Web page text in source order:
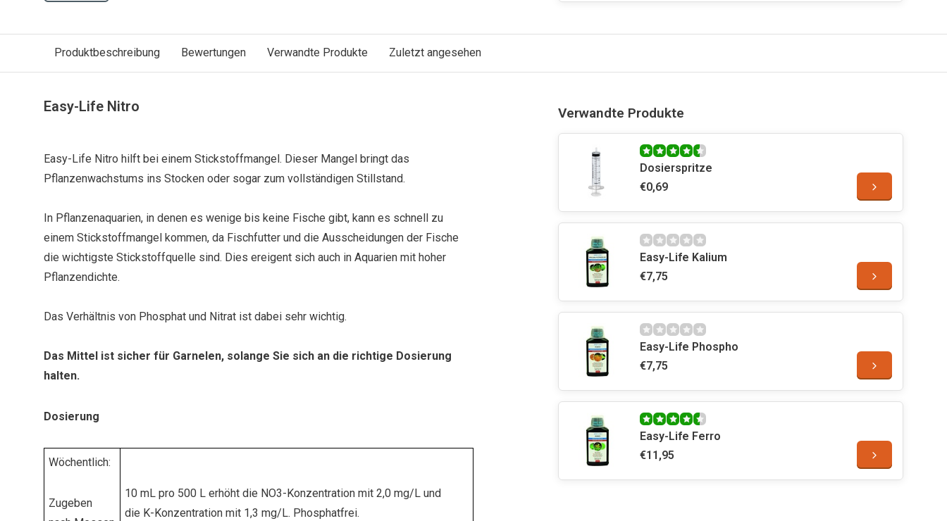
Produktbeschreibung Bewertungen Verwandte Produkte Zuletzt angesehen
Easy-Life Nitro
Easy-Life Nitro hilft bei einem Stickstoffmangel. Dieser Mangel bringt das
Pflanzenwachstums ins Stocken oder sogar zum vollständigen Stillstand.
In Pflanzenaquarien, in denen es wenige bis keine Fische gibt, kann es schnell zu
einem Stickstoffmangel kommen, da Fischfutter und die Ausscheidungen der Fische
die wichtigste Stickstoffquelle sind. Dies ereigent sich auch in Aquarien mit hoher
Pflanzendichte.
Das Verhältnis von Phosphat und Nitrat ist dabei sehr wichtig.
Das Mittel ist sicher für Garnelen, solange Sie sich an die richtige Dosierung
halten.
Dosierung
Wöchentlich:
Zugeben
10 mL pro 500 L erhöht die NO3-Konzentration mit 2,0 mg/L und
die K-Konzentration mit 1,3 mg/L. Phosphatfrei.
Verwandte Produkte
Dosierspritze
€0,69
Easy-Life Kalium
€7,75
Easy-Life Phospho
€7,75
Easy-Life Ferro
€11,95